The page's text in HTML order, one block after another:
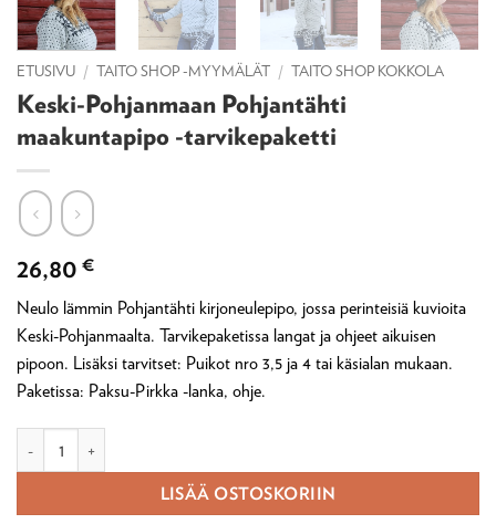
ETUSIVU / TAITO SHOP -MYYMÄLÄT / TAITO SHOP KOKKOLA
Keski-Pohjanmaan Pohjantähti
maakuntapipo -tarvikepaketti
26,80 €
Neulo lämmin Pohjantähti kirjoneulepipo, jossa perinteisiä kuvioita
Keski-Pohjanmaalta. Tarvikepaketissa langat ja ohjeet aikuisen
pipoon. Lisäksi tarvitset: Puikot nro 3,5 ja 4 tai käsialan mukaan.
Paketissa: Paksu-Pirkka -lanka, ohje.
LISÄÄ OSTOSKORIIN